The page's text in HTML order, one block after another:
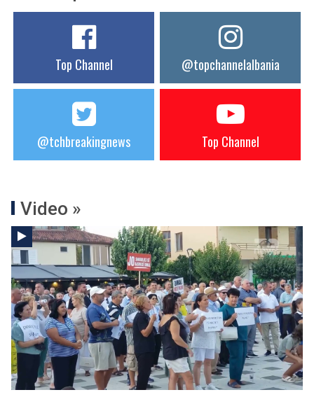
Top Channel @topchannelalbania
@tchbreakingnews Top Channel
Video »